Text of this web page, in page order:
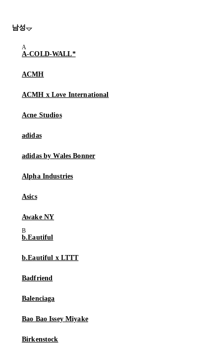
남성
A-COLD-WALL*
ACMH
ACMH x Love International
Acne Studios
adidas
adidas by Wales Bonner
Alpha Industries
Asics
Awake NY
b.Eautiful
b.Eautiful x LTTT
Badfriend
Balenciaga
Bao Bao Issey Miyake
Birkenstock